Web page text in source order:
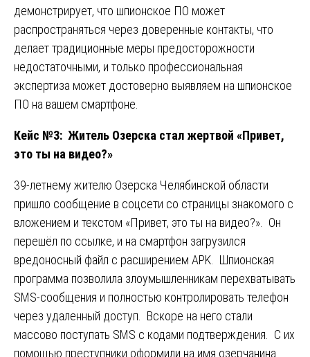
демонстрирует, что шпионское ПО может
распространяться через доверенные контакты, что
делает традиционные меры предосторожности
недостаточными, и только профессиональная
экспертиза может достоверно выявляем на шпионское
ПО на вашем смартфоне.
Кейс №3: Житель Озерска стал жертвой «Привет,
это ты на видео?»
39-летнему жителю Озерска Челябинской области
пришло сообщение в соцсети со страницы знакомого с
вложением и текстом «Привет, это ты на видео?». Он
перешёл по ссылке, и на смартфон загрузился
вредоносный файл с расширением APK. Шпионская
программа позволила злоумышленникам перехватывать
SMS-сообщения и полностью контролировать телефон
через удаленный доступ. Вскоре на него стали
массово поступать SMS с кодами подтверждения. С их
помощью преступники оформили на имя озерчанина